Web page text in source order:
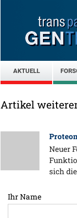
AKTUELL
Artikel
Neuer
sich
Ihr Name